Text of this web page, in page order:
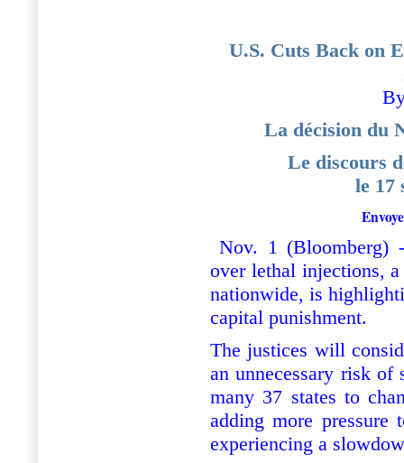
U.S. Cuts Back on
La décision du
Le discours
le 17
Nov. 1 (Bloomberg)
over lethal injections,
nationwide, is
capital punishment.
The justices will
an unnecessary risk of
many 37 states to
adding more pressure
experiencing a